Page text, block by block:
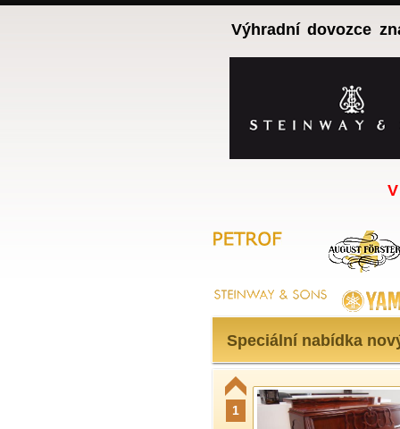
Výhradní dovozce
Speciální nabídka
1